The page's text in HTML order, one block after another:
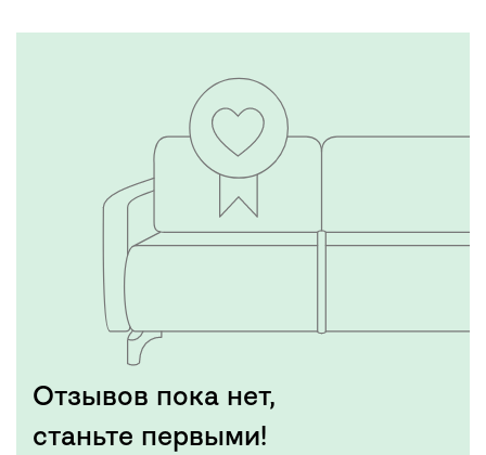
Отзывов пока нет,
станьте первыми!